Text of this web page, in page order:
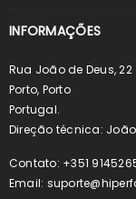
INFORMAÇÕES
Rua João de Deus, 22
Porto, Porto
Portugal.
Direção técnica:
Contato: +351
Email: